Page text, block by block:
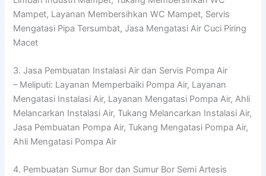
Mampet, Layanan Membersihkan WC Mampet, Servis
Mengatasi Pipa Tersumbat, Jasa Mengatasi Air Cuci Piring
Macet
3. Jasa Pembuatan Instalasi Air dan Servis Pompa Air
– Meliputi: Layanan Memperbaiki Pompa Air, Layanan
Mengatasi Instalasi Air, Layanan Mengatasi Pompa Air, Ahli
Melancarkan Instalasi Air, Tukang Melancarkan Instalasi Air,
Jasa Pembuatan Pompa Air, Tukang Mengatasi Pompa Air,
Ahli Mengatasi Pompa Air
4. Pembuatan Sumur Bor dan Sumur Bor Semi Artesis